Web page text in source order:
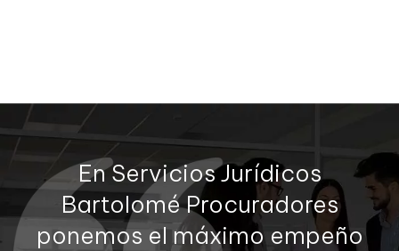
En Servicios Jurídicos
Bartolomé Procuradores
ponemos el máximo empeño